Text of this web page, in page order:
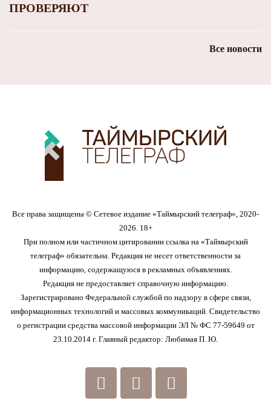
ПРОВЕРЯЮТ
Все новости
Все права защищены © Сетевое издание «Таймырский телеграф», 2020-
2026. 18+
При полном или частичном цитировании ссылка на «Таймырский
телеграф» обязательна. Редакция не несет ответственности за
информацию, содержащуюся в рекламных объявлениях.
Редакция не предоставляет справочную информацию.
Зарегистрировано Федеральной службой по надзору в сфере связи,
информационных технологий и массовых коммуникаций. Свидетельство
о регистрации средства массовой информации ЭЛ № ФС 77-59649 от
23.10.2014 г. Главный редактор: Любимая П. Ю.